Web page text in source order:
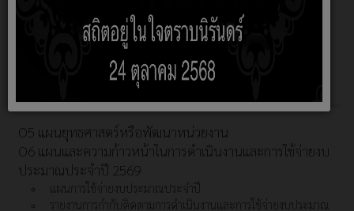
O3 ข้อมูลการติดต่อและช่องทางการสอบถาม
O4 ข่าวประชาสัมพันธ์
Q&A Webbroad
การบริหารงานการดำเนินงาน
O5 แผนยุทธศาสตร์หรือพัฒนาหน่วยงาน
O6 แผนและความก้าวหน้าในการดำเนินงานและการใช้จ่ายงบ
ประมาณประจำปี 2569
แผนการใช้จ่ายงบประมาณประจำปี
รายงานการกำกับติดตามการดำเนินงานและการใช้จ่ายงบประมาณ